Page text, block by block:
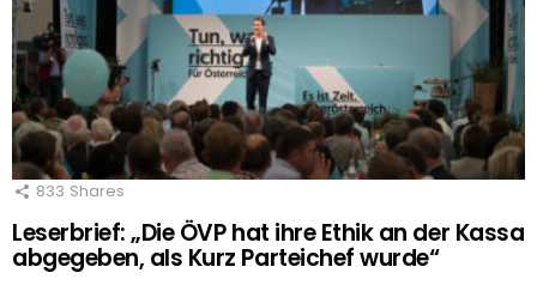
833 Shares
Leserbrief: „Die ÖVP hat ihre Ethik an der Kassa
abgegeben, als Kurz Parteichef wurde“